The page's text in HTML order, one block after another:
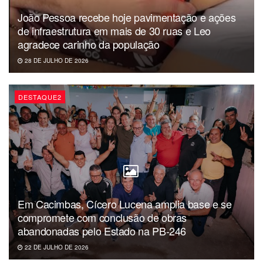
Ver essa foto no Instagram
João Pessoa recebe hoje pavimentação e ações
de infraestrutura em mais de 30 ruas e Leo
agradece carinho da população
28 DE JULHO DE 2026
DESTAQUE2
Em Cacimbas, Cícero Lucena amplia base e se
compromete com conclusão de obras
abandonadas pelo Estado na PB-246
22 DE JULHO DE 2026